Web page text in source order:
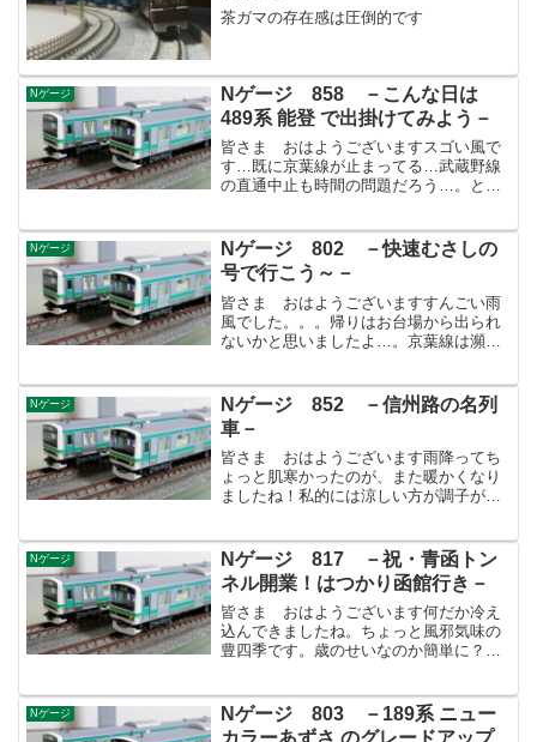
茶ガマの存在感は圧倒的です
Nゲージ
Nゲージ 858 －こんな日は
489系 能登 で出掛けてみよう－
皆さま おはようございますスゴい風で
す…既に京葉線が止まってる…武蔵野線
の直通中止も時間の問題だろう…。とり
れ、か…(汗)昨晩の鉄分補給ですが、489
系の能登を出して...
Nゲージ
Nゲージ 802 －快速むさしの
号で行こう～－
皆さま おはようございますすんごい雨
風でした。。。帰りはお台場から出られ
ないかと思いましたよ…。京葉線は瀕死
きました。そして今日は北風が強く寒い
ですね！こんな日に限って...
Nゲージ
Nゲージ 852 －信州路の名列
車－
皆さま おはようございます雨降ってち
ょっと肌寒かったのが、また暖かくなり
ましたね！私的には涼しい方が調子がい
ンフルエンザもまだまだ注意ですよ！う
ちの息子の回復力に驚いて...
Nゲージ
Nゲージ 817 －祝・青函トン
ネル開業！はつかり函館行き－
皆さま おはようございます何だか冷え
込んできましたね。ちょっと風邪気味の
豊四季です。歳のせいなのか簡単に？体
のことが当たり前でなくなったという
か。歳と共にその当たり前ハ...
Nゲージ
Nゲージ 803 －189系 ニュー